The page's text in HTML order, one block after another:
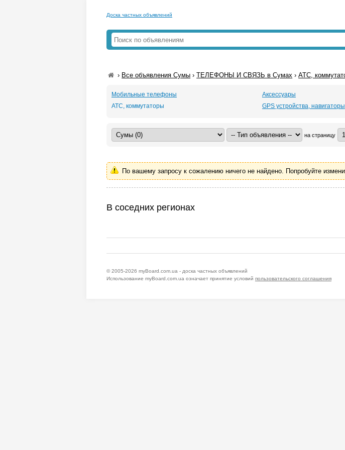
Доска частных объявлений
› Все объявления Сумы ›ТЕЛЕФОНЫ И СВЯЗЬ в Сумах ›АТС,
Мобильные телефоны Аксессуары
АТС, коммутаторы
GPS устройства, навигаторы
на страницу
По вашему запросу к сожалению ничего не найдено. Попробуйте
В соседних регионах
© 2005-2026 myBoard.com.ua - доска частных объявлений
Использование myBoard.com.ua означает принятие условий пользовательского соглашения